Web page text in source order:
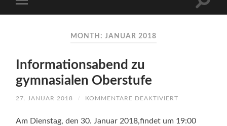
MONTH: JANUAR 2018
Informationsabend zu
gymnasialen Oberstufe
27. JANUAR 2018 / KOMMENTARE DEAKTIVIERT
GYMNASIALEN
Am Dienstag, den 30. Januar 2018,findet um 19:00